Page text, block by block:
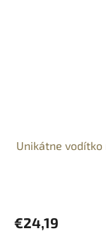
Unikátne vodítko
€24,19